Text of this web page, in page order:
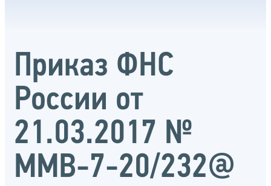
Приказ ФНС
России от
21.03.2017 №
ММВ-7-20/232@